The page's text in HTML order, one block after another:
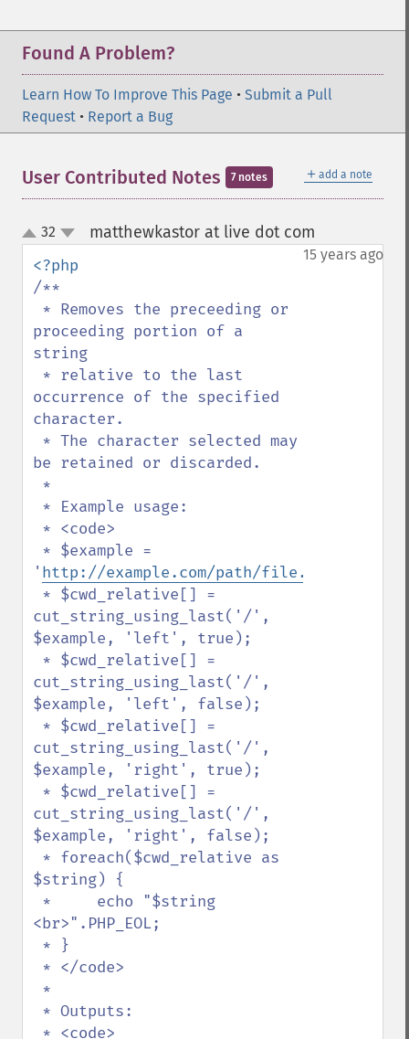
Found A Problem?
Learn How To Improve This Page • Submit a Pull
Request • Report a Bug
＋ add a note
User Contributed Notes 7 notes
up
down
32 matthewkastor at live dot com
15 years ago
/**
proceeding portion of a
string
occurrence of the specified
character.
be retained or discarded.
' http://example.com/path/file.php
cut_string_using_last('/',
$example, 'left', true);
cut_string_using_last('/',
$example, 'left', false);
cut_string_using_last('/',
$example, 'right', true);
cut_string_using_last('/',
$example, 'right', false);
$string) {
<br>".PHP_EOL;